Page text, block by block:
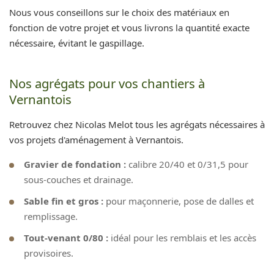
Nous vous conseillons sur le choix des matériaux en
fonction de votre projet et vous livrons la quantité exacte
nécessaire, évitant le gaspillage.
Nos agrégats pour vos chantiers à
Vernantois
Retrouvez chez Nicolas Melot tous les agrégats nécessaires à
vos projets d'aménagement à Vernantois.
Gravier de fondation : calibre 20/40 et 0/31,5 pour
sous-couches et drainage.
Sable fin et gros : pour maçonnerie, pose de dalles et
remplissage.
Tout-venant 0/80 : idéal pour les remblais et les accès
provisoires.